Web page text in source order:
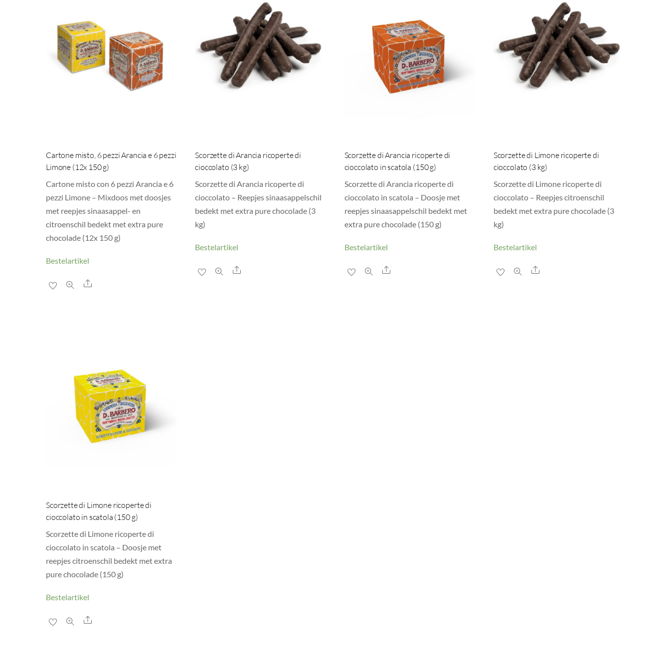
Cartone misto, 6 pezzi Arancia e 6 pezzi
Limone (12x 150 g)
Cartone misto con 6 pezzi Arancia e 6
pezzi Limone – Mixdoos met doosjes
met reepjes sinaasappel- en
citroenschil bedekt met extra pure
chocolade (12x 150 g)
Bestelartikel
Share
Scorzette di Arancia ricoperte di
cioccolato (3 kg)
Scorzette di Arancia ricoperte di
cioccolato – Reepjes sinaasappelschil
bedekt met extra pure chocolade (3
kg)
Bestelartikel
Share
Scorzette di Arancia ricoperte di
cioccolato in scatola (150 g)
Scorzette di Arancia ricoperte di
cioccolato in scatola – Doosje met
reepjes sinaasappelschil bedekt met
extra pure chocolade (150 g)
Bestelartikel
Share
Scorzette di Limone ricoperte di
cioccolato (3 kg)
Scorzette di Limone ricoperte di
cioccolato – Reepjes citroenschil
bedekt met extra pure chocolade (3
kg)
Bestelartikel
Share
Scorzette di Limone ricoperte di
cioccolato in scatola (150 g)
Scorzette di Limone ricoperte di
cioccolato in scatola – Doosje met
reepjes citroenschil bedekt met extra
pure chocolade (150 g)
Bestelartikel
Share